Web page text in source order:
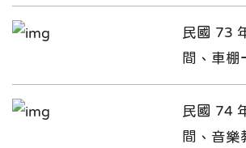
民國 73
間、車棚
民國 74
間、音樂